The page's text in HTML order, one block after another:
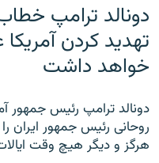
دونالد ترامپ
تهدید کردن
خواهد داشت
دونالد ترامپ رئیس جمهور
روحانی رئیس جمهور ایران
هرگز و دیگر هیچ وقت